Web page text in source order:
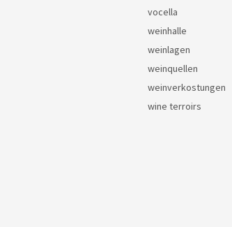
vocella
weinhalle
weinlagen
weinquellen
weinverkostungen
wine terroirs